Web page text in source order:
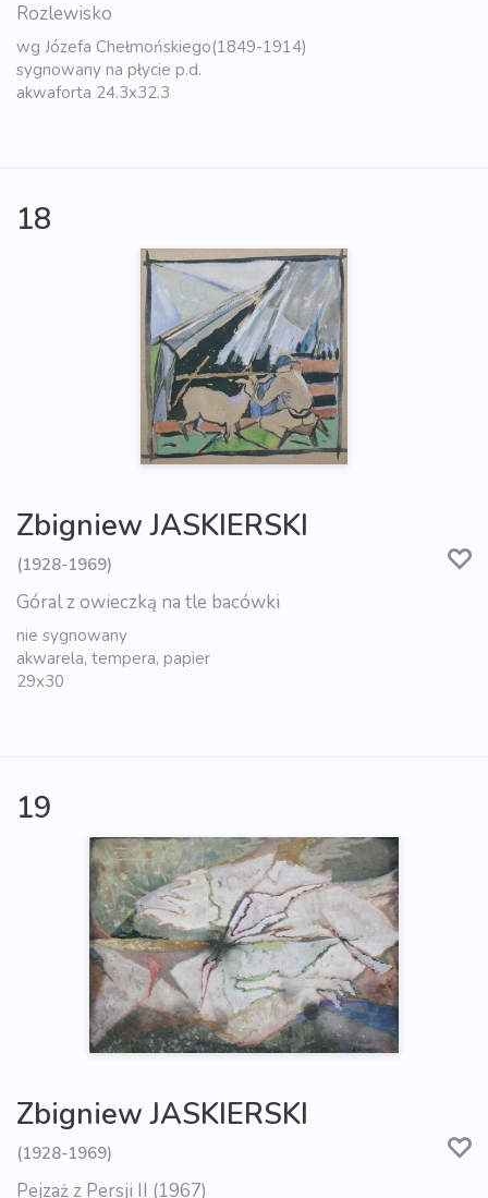
Rozlewisko
wg Józefa Chełmońskiego(1849-1914)
sygnowany na płycie p.d.
akwaforta 24.3x32.3
18
Zbigniew JASKIERSKI
(1928-1969)
Góral z owieczką na tle bacówki
nie sygnowany
akwarela, tempera, papier
29x30
19
Zbigniew JASKIERSKI
(1928-1969)
Pejzaż z Persji II (1967)